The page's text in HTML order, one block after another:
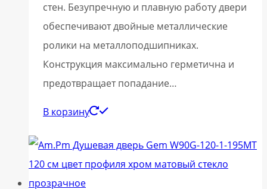
стен. Безупречную и плавную работу двери
обеспечивают двойные металлические
ролики на металлоподшипниках.
Конструкция максимально герметична и
предотвращает попадание…
В корзину